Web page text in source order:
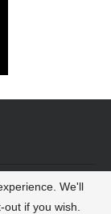
We'll
if you wish.